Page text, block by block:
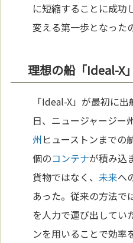
に短縮することに成功
変える第一歩となった
理想の船「Ideal-X
「Ideal-X」が最初に
日、ニュージャージー
州ヒューストンまでの
個のコンテナが積み込
貨物ではなく、未来へ
あった。従来の方法で
を人力で運び出してい
ンを用いることで効率